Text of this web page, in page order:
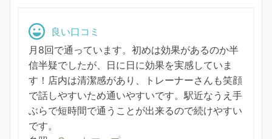
良い口コミ
月8回で通っています。初めは効果があるのか半
信半疑でしたが、日に日に効果を実感していま
す！店内は清潔感があり、トレーナーさんも笑顔
で話しやすいため通いやすいです。駅近なうえ手
ぶらで短時間で通うことが出来るので続けやすい
です。